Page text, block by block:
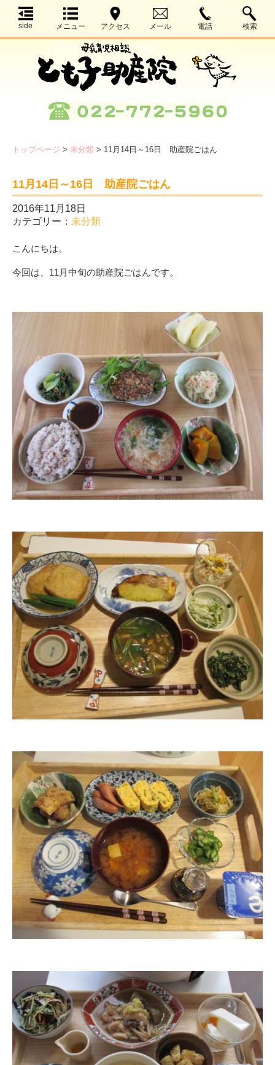
side メニュー アクセス メール 電話 検索
トップページ > 未分類 > 11月14日～16日 助産院ごはん
11月14日～16日 助産院ごはん
2016年11月18日
カテゴリー： 未分類
こんにちは。
今回は、11月中旬の助産院ごはんです。